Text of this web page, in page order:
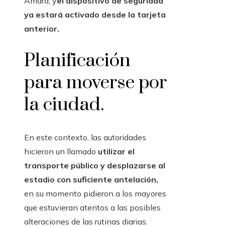
ya estará activado desde la tarjeta
anterior.
Planificación
para moverse por
la ciudad.
En este contexto, las autoridades
hicieron un llamado utilizar el
transporte público y desplazarse al
estadio con suficiente antelación,
en su momento pidieron a los mayores
que estuvieran atentos a las posibles
alteraciones de las rutinas diarias.